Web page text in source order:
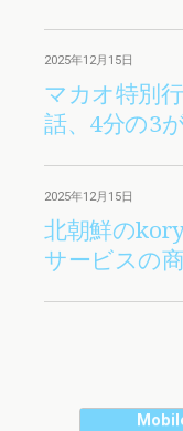
2025年12月15日
マカオ特別
話、4分の3
2025年12月15日
北朝鮮の
サービスの